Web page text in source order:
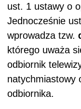
ust. 1 ustawy o
Jednocześnie
wprowadza tzw.
którego uważa
odbiornik
natychmiastowy
odbiornika.